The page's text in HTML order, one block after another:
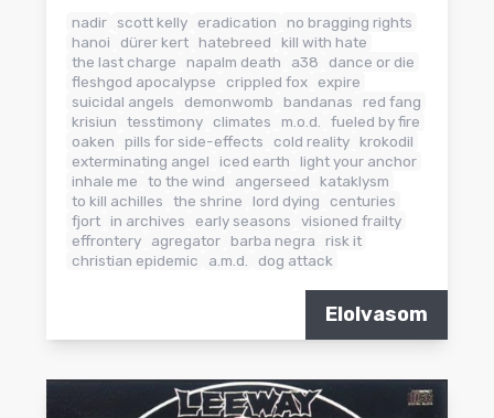
nadir scott kelly eradication
no bragging rights
hanoi
dürer kert hatebreed
kill with hate
the last charge
napalm death a38
dance or die
fleshgod apocalypse
crippled fox expire
suicidal angels
demonwomb bandanas
red fang
krisiun
tesstimony climates m.o.d.
fueled by fire
oaken
pills for side-effects cold reality krokodil
exterminating angel
iced earth
light your anchor
inhale me
to the wind angerseed
kataklysm
to kill achilles
the shrine lord dying
centuries
fjort in archives early seasons
visioned frailty
effrontery
agregator barba negra
risk it
christian epidemic
a.m.d. dog attack
Elolvasom